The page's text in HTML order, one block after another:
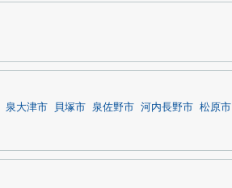
泉大津市 貝塚市 泉佐野市 河内長野市 松原市